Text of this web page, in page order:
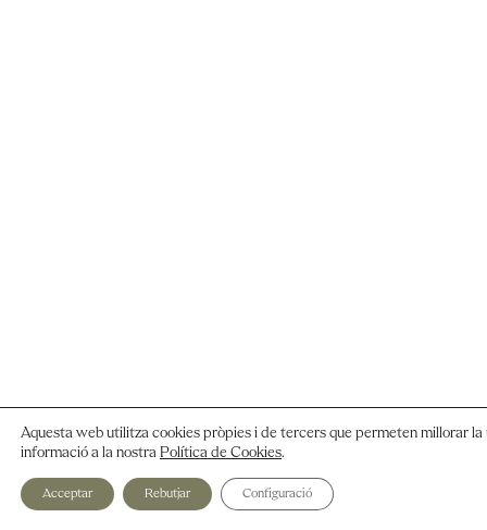
Aquesta web utilitza cookies pròpies i de tercers que permeten millorar
informació a la nostra Política de Cookies.
Acceptar Rebutjar Configuració